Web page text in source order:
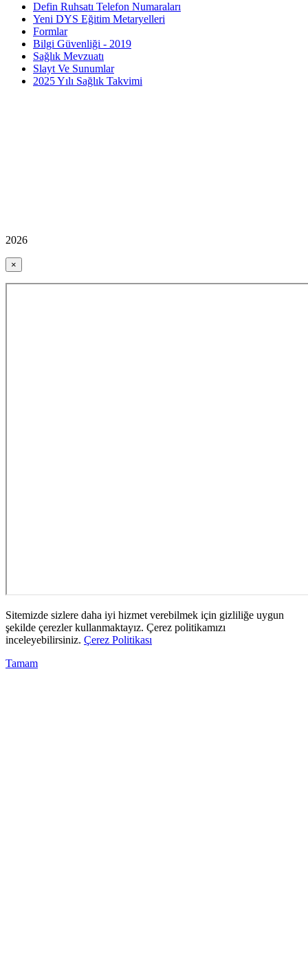
Defin Ruhsatı Telefon Numaraları
Yeni DYS Eğitim Metaryelleri
Formlar
Bilgi Güvenliği - 2019
Sağlık Mevzuatı
Slayt Ve Sunumlar
2025 Yılı Sağlık Takvimi
2026
×
Sitemizde sizlere daha iyi hizmet verebilmek için gizliliğe uygun
şekilde çerezler kullanmaktayız. Çerez politikamızı
inceleyebilirsiniz. Çerez Politikası
Tamam